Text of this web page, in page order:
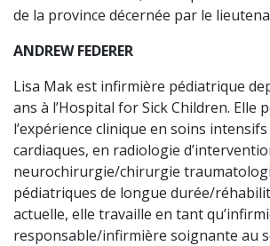
de la province décernée par le
ANDREW FEDERER
Lisa Mak est infirmière pédiatrique
ans à l’Hospital for Sick Children. Elle
l’expérience clinique en soins
cardiaques, en radiologie
neurochirurgie/chirurgie
pédiatriques de longue durée/
actuelle, elle travaille en tant
responsable/infirmière soignante au